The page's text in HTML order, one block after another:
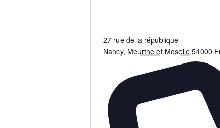
27 rue de la république
Nancy, Meurthe et Moselle 54000